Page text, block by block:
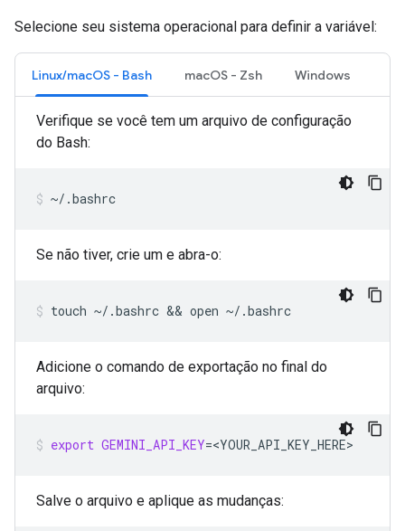
Selecione seu sistema operacional para definir a variável:
Linux/macOS - Bash macOS - Zsh Windows
Verifique se você tem um arquivo de configuração
do Bash:
~/.bashrc
Se não tiver, crie um e abra-o:
touch ~/.bashrc && open ~/.bashrc
Adicione o comando de exportação no final do
arquivo:
export GEMINI_API_KEY=<YOUR_API_KEY_HERE>
Salve o arquivo e aplique as mudanças: